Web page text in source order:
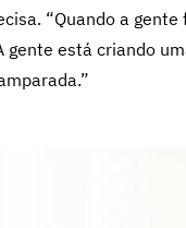
“Quando a
está criando